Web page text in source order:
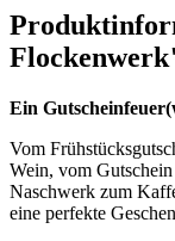
Ein
Vom
Wein, vom
Naschwerk zum
eine perfekte